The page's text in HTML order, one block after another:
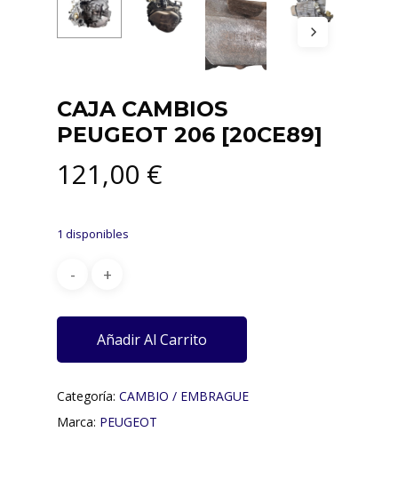
CAJA CAMBIOS
PEUGEOT 206 [20CE89]
121,00 €
1 disponibles
Añadir Al Carrito
Categoría: CAMBIO / EMBRAGUE
Marca: PEUGEOT